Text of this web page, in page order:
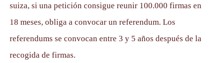
suiza, si una petición consigue reunir 100.000 firmas en
18 meses, obliga a convocar un referendum. Los
referendums se convocan entre 3 y 5 años después de la
recogida de firmas.